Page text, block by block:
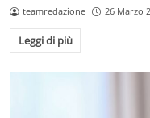
teamredazione 26 Marzo
Leggi di più